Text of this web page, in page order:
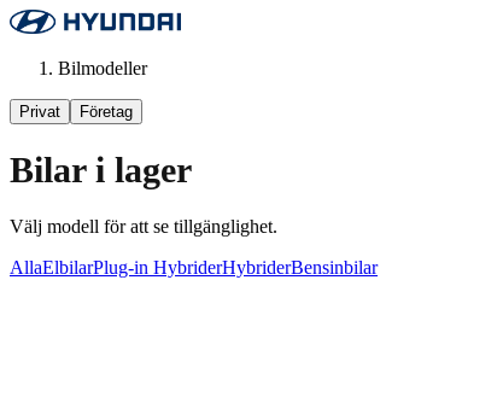
Bilmodeller
Privat Företag
Bilar i lager
Välj modell för att se tillgänglighet.
AllaElbilarPlug-in HybriderHybriderBensinbilar